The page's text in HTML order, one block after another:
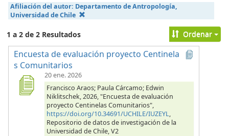
Afiliación del autor: Departamento de Antropología,
Universidad de Chile
1 a 2 de 2 Resultados Ordenar
Encuesta de evaluación proyecto Centinela
s Comunitarios
20 ene. 2026
Francisco Araos; Paula Cárcamo; Edwin
Niklitschek, 2026, "Encuesta de evaluación
proyecto Centinelas Comunitarios",
https://doi.org/10.34691/UCHILE/IUZEYL,
Repositorio de datos de investigación de la
Universidad de Chile, V2